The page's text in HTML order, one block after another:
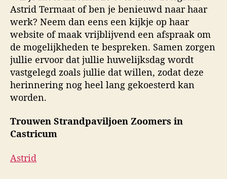
Astrid Termaat of ben je benieuwd naar haar
werk? Neem dan eens een kijkje op haar
website of maak vrijblijvend een afspraak om
de mogelijkheden te bespreken. Samen zorgen
jullie ervoor dat jullie huwelijksdag wordt
vastgelegd zoals jullie dat willen, zodat deze
herinnering nog heel lang gekoesterd kan
worden.
Trouwen Strandpaviljoen Zoomers in
Castricum
Astrid